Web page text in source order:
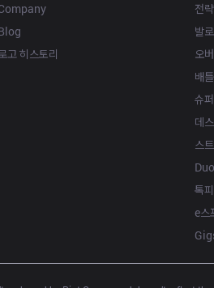
고 히스토리
전
발
오
배
슈
데
스
Duo
톡
e스